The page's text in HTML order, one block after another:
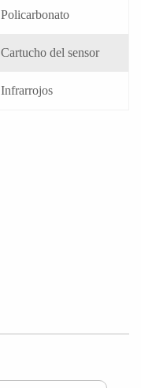
Policarbonato
Cartucho del sensor
Infrarrojos